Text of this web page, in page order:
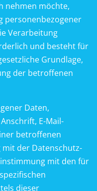
nehmen möchte,
personenbezogener
Verarbeitung
und besteht für
Grundlage,
der betroffenen
Daten,
E-Mail-
betroffenen
mit der Datenschutz-
mit den für
dieser